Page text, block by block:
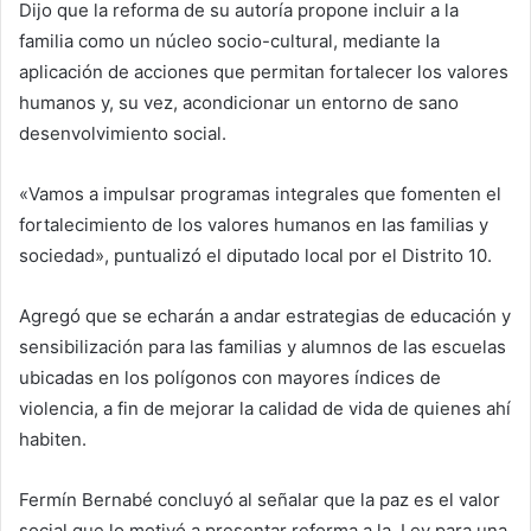
Dijo que la reforma de su autoría propone incluir a la
familia como un núcleo socio-cultural, mediante la
aplicación de acciones que permitan fortalecer los valores
humanos y, su vez, acondicionar un entorno de sano
desenvolvimiento social.
«Vamos a impulsar programas integrales que fomenten el
fortalecimiento de los valores humanos en las familias y
sociedad», puntualizó el diputado local por el Distrito 10.
Agregó que se echarán a andar estrategias de educación y
sensibilización para las familias y alumnos de las escuelas
ubicadas en los polígonos con mayores índices de
violencia, a fin de mejorar la calidad de vida de quienes ahí
habiten.
Fermín Bernabé concluyó al señalar que la paz es el valor